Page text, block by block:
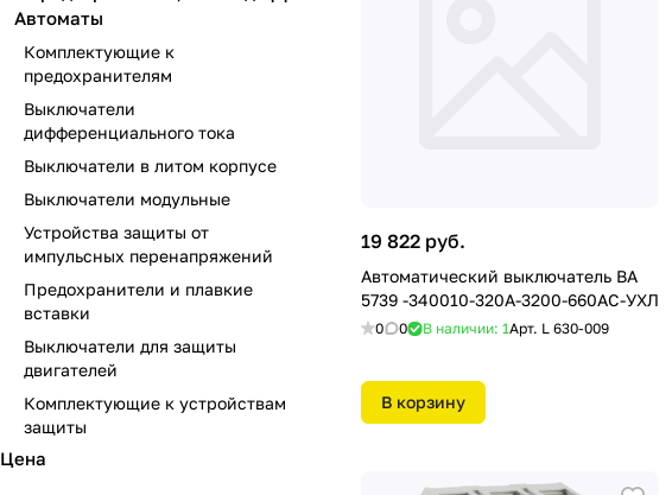
19 822 руб.
Автоматический выключатель ВА
5739 -340010-320А-3200-660АС-УХЛ
0 0 В наличии: 1Арт. L 630-009
В корзину
Автоматы
Комплектующие к
предохранителям
Выключатели
дифференциального тока
Выключатели в литом корпусе
Выключатели модульные
Устройства защиты от
импульсных перенапряжений
Предохранители и плавкие
вставки
Выключатели для защиты
двигателей
Комплектующие к устройствам
защиты
Цена